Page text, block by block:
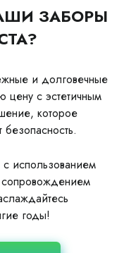
ЗАБОРЫ
и долговечные
цену с эстетичным
которое
использованием
сопровождением
годы!